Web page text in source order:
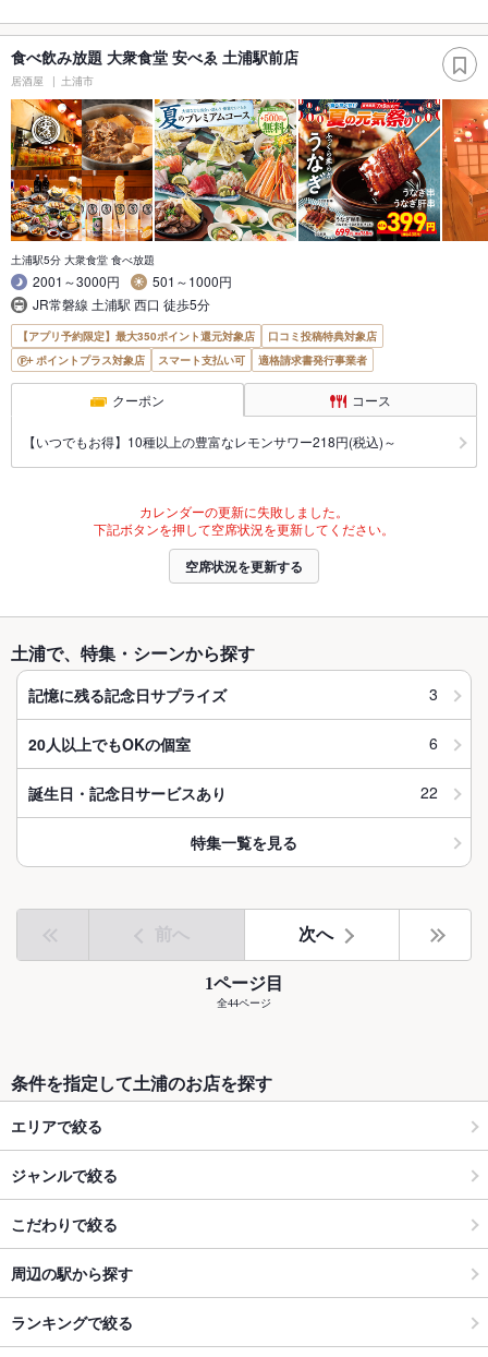
食べ飲み放題 大衆食堂 安べゑ 土浦駅前店
居酒屋 土浦市
土浦駅5分 大衆食堂 食べ放題
2001～3000円
501～1000円
JR常磐線 土浦駅 西口 徒歩5分
【アプリ予約限定】最大350ポイント還元対象店
口コミ投稿特典対象店
ポイントプラス対象店
スマート支払い可 適格請求書発行事業者
クーポン コース
【いつでもお得】10種以上の豊富なレモンサワー218円(税込)～
カレンダーの更新に失敗しました。
下記ボタンを押して空席状況を更新してください。
空席状況を更新する
土浦で、特集・シーンから探す
記憶に残る記念日サプライズ 3
20人以上でもOKの個室 6
誕生日・記念日サービスあり 22
特集一覧を見る
前へ 次へ
1ページ目
全44ページ
条件を指定して土浦のお店を探す
エリアで絞る
ジャンルで絞る
こだわりで絞る
周辺の駅から探す
ランキングで絞る